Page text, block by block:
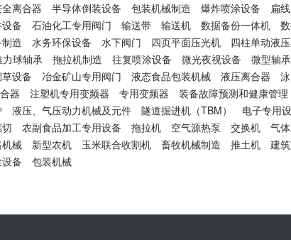
离合器 半导体倒装设备 包装机械制造 爆炸喷涂设备 扁
备 石油化工专用阀门 输送带 输送机 数据备份一体机
造 水务环保设备 水下阀门 四页平面压光机 四柱单动液
力球轴承 拖拉机制造 往复喷涂设备 微光夜视设备 微型轴承
设备 冶金矿山专用阀门 液态食品包装机械 液压离合器
器 注塑机专用变频器 专用变频器 装备故障预测和健康管理
液压、气压动力机械及元件 隧道掘进机（TBM） 电子专用
农副食品加工专用设备 拖拉机 空气源热泵 交换机 气
械 新型农机 玉米联合收割机 畜牧机械制造 推土机 建
备 包装机械